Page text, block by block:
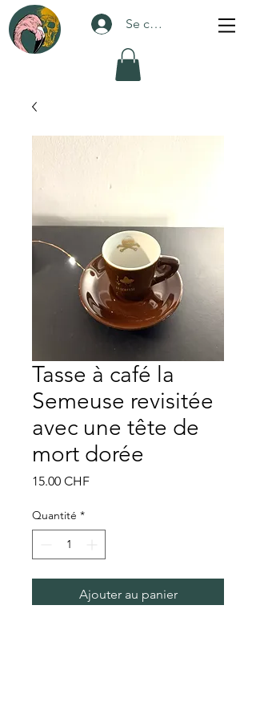
Se connecter
Tasse à café la
Semeuse revisitée
avec une tête de
mort dorée
15.00 CHFPrix
Quantité *
Ajouter au panier